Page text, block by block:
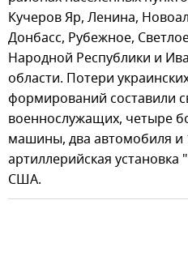
Кучеров Яр, Ленина,
Донбасс, Рубежное,
Народной Республики и
области. Потери
формирований составили
военнослужащих, четыре
машины, два автомобиля и
артиллерийская
США.